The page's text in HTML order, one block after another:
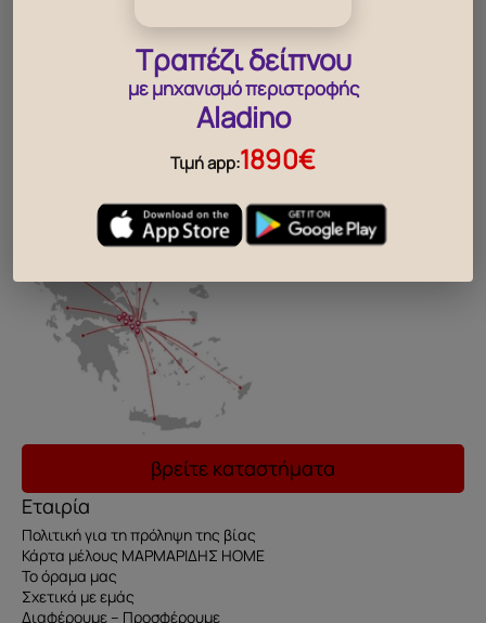
βρείτε καταστήματα
Εταιρία
Πολιτική για τη πρόληψη της βίας
Κάρτα μέλους ΜΑΡΜΑΡΙΔΗΣ HOME
Το όραμα μας
Σχετικά με εμάς
Διαφέρουμε – Προσφέρουμε
Τραπέζι δείπνου
με μηχανισμό περιστροφής
Aladino
Τιμή app:1890€